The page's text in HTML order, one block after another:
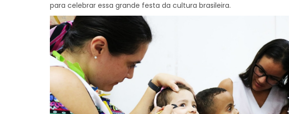
para celebrar essa grande festa da cultura brasileira.